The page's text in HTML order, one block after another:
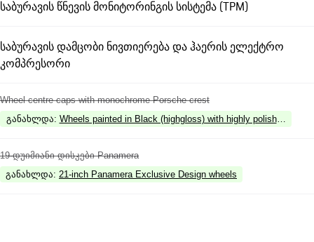
საბურავის წნევის მონიტორინგის სისტემა (TPM)
საბურავის დამცობი ნივთიერება და ჰაერის ელექტრო
კომპრესორი
Wheel centre caps with monochrome Porsche crest
განახლდა: Wheels painted in Black (highgloss) with highly polished
19-დუიმიანი დისკები Panamera
განახლდა: 21-inch Panamera Exclusive Design wheels